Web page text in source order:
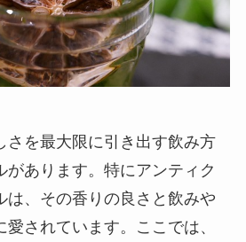
さを最大限に引き出す飲み方
があります。特にアンティク
は、その香りの良さと飲みや
されています。ここでは、